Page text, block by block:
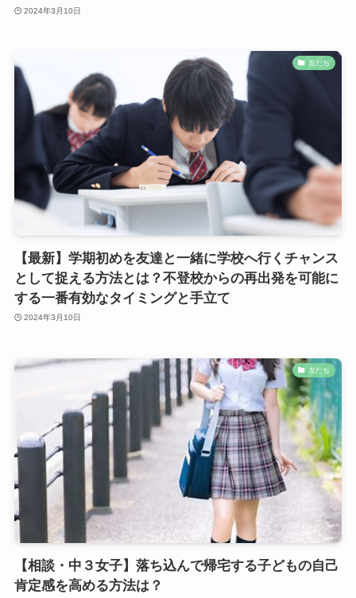
2024年3月10日
友だち
【最新】学期初めを友達と一緒に学校へ行くチャンス
として捉える方法とは？不登校からの再出発を可能に
する一番有効なタイミングと手立て
2024年3月10日
友だち
【相談・中３女子】落ち込んで帰宅する子どもの自己
肯定感を高める方法は？